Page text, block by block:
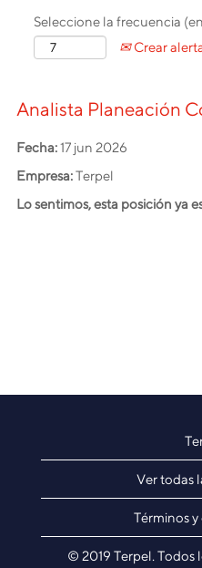
Seleccione la frecuencia
Crear
Analista Planeación
Fecha:17 jun 2026
Empresa:Terpel
Lo sentimos, esta posición ya
Ver todas
Términos
© 2019 Terpel. Todos